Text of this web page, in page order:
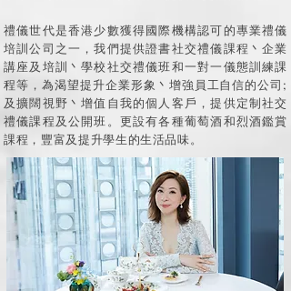
禮儀世代是香港少數獲得國際機構認可的專業禮儀
培訓公司之一，我們提供證書社交禮儀課程丶企業
講座及培訓丶學校社交禮儀班和一對一儀態訓練課
程等，為渴望提升企業形象丶增強員工自信的公司;
及擴闊視野丶增值自我的個人客戶，提供定制社交
禮儀課程及公開班。更設有各種葡萄酒和烈酒鑑賞
課程，豐富及提升學生的生活品味。